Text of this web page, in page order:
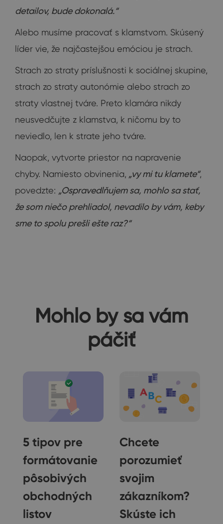
detailov, bude dokonalá.“
Alebo musíme pracovať s klamstvom. Skúsený
líder vie, že najčastejšou emóciou je strach.
Strach zo straty príslušnosti k sociálnej skupine,
strach zo straty autonómie alebo strach zo
straty vlastnej tváre. Preto klamára nikdy
neusvedčujte z klamstva, k ničomu by to
neviedlo, len k strate jeho tváre.
Naopak, vytvorte priestor na napravenie
chyby. Namiesto obvinenia, „vy mi tu klamete“,
povedzte: „Ospravedlňujem sa, mohlo sa stať,
že som niečo prehliadol, nevadilo by vám, keby
sme to spolu prešli ešte raz?“
Mohlo by sa vám
páčiť
5 tipov pre
formátovanie
pôsobivých
obchodných
listov
Chcete
porozumieť
svojim
zákazníkom?
Skúste ich